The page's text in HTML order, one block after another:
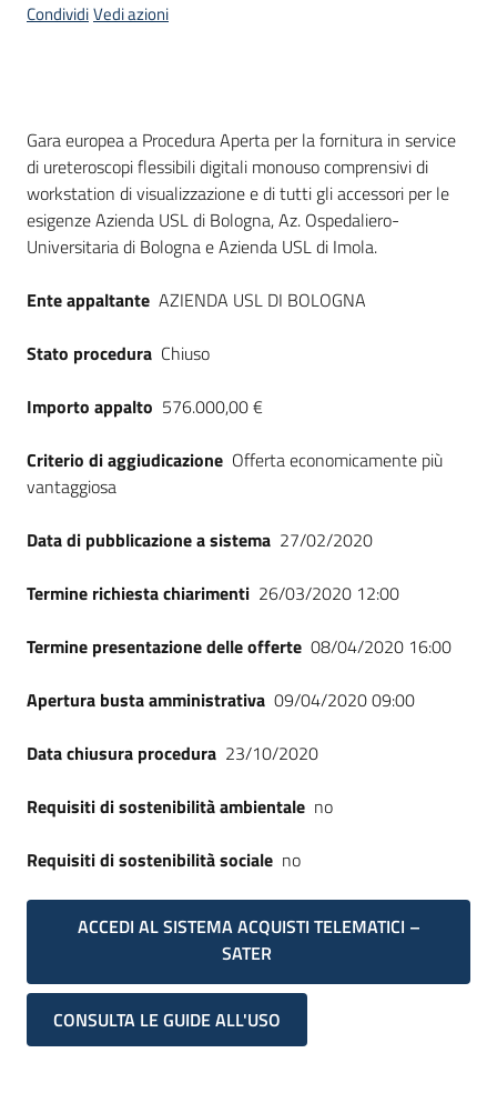
su
CondividiVedi azioni
Dati del bando
Gara europea a Procedura Aperta per la fornitura in service
di ureteroscopi flessibili digitali monouso comprensivi di
workstation di visualizzazione e di tutti gli accessori per le
esigenze Azienda USL di Bologna, Az. Ospedaliero-
Universitaria di Bologna e Azienda USL di Imola.
Ente appaltante AZIENDA USL DI BOLOGNA
Stato procedura Chiuso
Importo appalto 576.000,00 €
Criterio di aggiudicazione Offerta economicamente più
vantaggiosa
Data di pubblicazione a sistema 27/02/2020
Termine richiesta chiarimenti 26/03/2020 12:00
Termine presentazione delle offerte 08/04/2020 16:00
Apertura busta amministrativa 09/04/2020 09:00
Data chiusura procedura 23/10/2020
Requisiti di sostenibilità ambientale no
Requisiti di sostenibilità sociale no
ACCEDI AL SISTEMA ACQUISTI TELEMATICI –
SATER
CONSULTA LE GUIDE ALL'USO